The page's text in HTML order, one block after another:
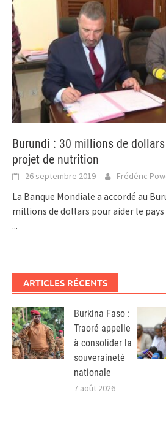
Burundi : 30 millions de
projet de nutrition
26 septembre 2019 Frédéric
La Banque Mondiale a accordé au
millions de dollars pour aider le
...
ARTICLES RÉCENTS
Burkina Faso :
Traoré appelle
à consolider la
souveraineté
nationale
7 août 2026